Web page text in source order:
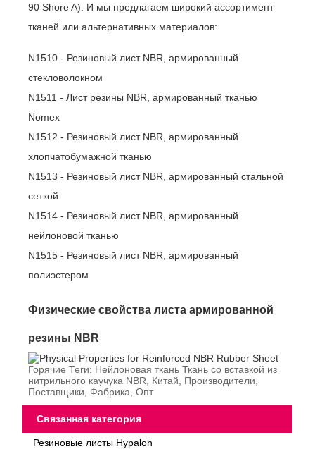
90 Shore A). И мы предлагаем широкий ассортимент
тканей или альтернативных материалов:
N1510 - Резиновый лист NBR, армированный
стекловолокном
N1511 - Лист резины NBR, армированный тканью
Nomex
N1512 - Резиновый лист NBR, армированный
хлопчатобумажной тканью
N1513 - Резиновый лист NBR, армированный стальной
сеткой
N1514 - Резиновый лист NBR, армированный
нейлоновой тканью
N1515 - Резиновый лист NBR, армированный
полиэстером
Физические свойства листа армированной
резины NBR
Горячие Теги: Нейлоновая ткань Ткань со вставкой из
нитрильного каучука NBR, Китай, Производители,
Поставщики, Фабрика, Опт
Связанная категория
Резиновые листы Hypalon